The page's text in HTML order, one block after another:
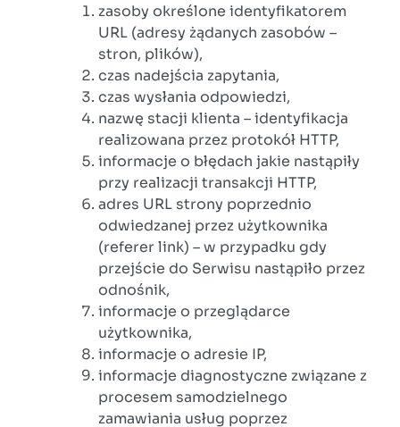
zasoby określone identyfikatorem
URL (adresy żądanych zasobów –
stron, plików),
czas nadejścia zapytania,
czas wysłania odpowiedzi,
nazwę stacji klienta – identyfikacja
realizowana przez protokół HTTP,
informacje o błędach jakie nastąpiły
przy realizacji transakcji HTTP,
adres URL strony poprzednio
odwiedzanej przez użytkownika
(referer link) – w przypadku gdy
przejście do Serwisu nastąpiło przez
odnośnik,
informacje o przeglądarce
użytkownika,
informacje o adresie IP,
informacje diagnostyczne związane z
procesem samodzielnego
zamawiania usług poprzez